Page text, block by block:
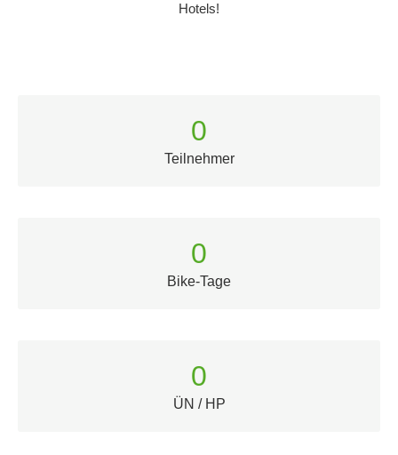
Hotels!
0
Teilnehmer
0
Bike-Tage
0
ÜN / HP